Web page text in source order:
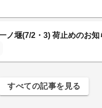
ノ堰(7/2・3) 荷止めのお知
すべての記事を見る